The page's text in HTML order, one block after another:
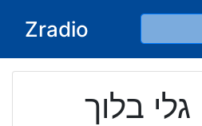
Zradio
גלי בלוך